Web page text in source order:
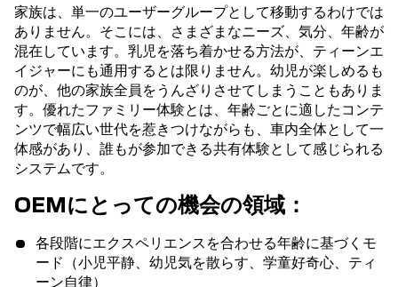
家族は、単一のユーザーグループとして移動するわけでは
ありません。そこには、さまざまなニーズ、気分、年齢が
混在しています。乳児を落ち着かせる方法が、ティーンエ
イジャーにも通用するとは限りません。幼児が楽しめるも
のが、他の家族全員をうんざりさせてしまうこともありま
す。優れたファミリー体験とは、年齢ごとに適したコンテ
ンツで幅広い世代を惹きつけながらも、車内全体として一
体感があり、誰もが参加できる共有体験として感じられる
システムです。
OEMにとっての機会の領域：
各段階にエクスペリエンスを合わせる年齢に基づくモ
ード（小児平静、幼児気を散らす、学童好奇心、ティ
ーン自律）